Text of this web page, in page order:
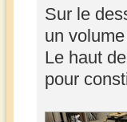
Sur le
un
Le haut
pour